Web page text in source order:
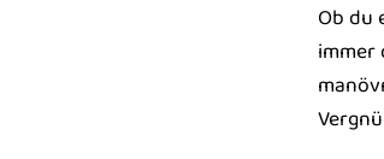
Ob du
immer